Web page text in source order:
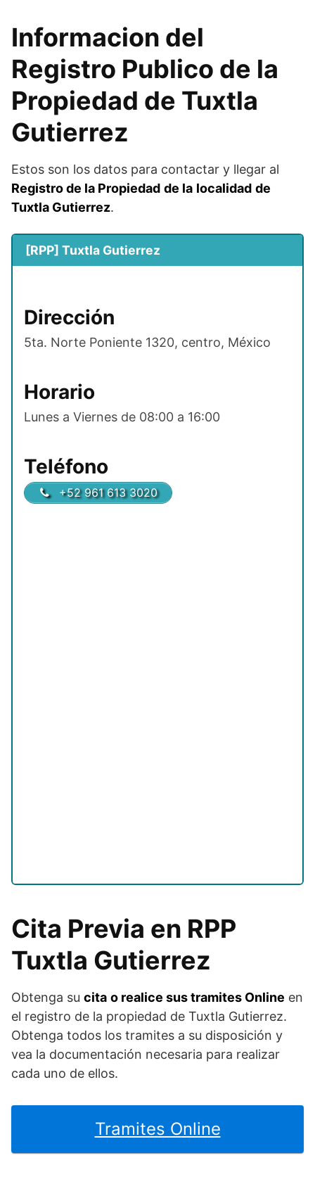
Informacion del
Registro Publico de la
Propiedad de Tuxtla
Gutierrez
Estos son los datos para contactar y llegar al
Registro de la Propiedad de la localidad de
Tuxtla Gutierrez.
[RPP] Tuxtla Gutierrez
Dirección
5ta. Norte Poniente 1320, centro, México
Horario
Lunes a Viernes de 08:00 a 16:00
Teléfono
+52 961 613 3020
Cita Previa en RPP
Tuxtla Gutierrez
Obtenga su cita o realice sus tramites Online en
el registro de la propiedad de Tuxtla Gutierrez.
Obtenga todos los tramites a su disposición y
vea la documentación necesaria para realizar
cada uno de ellos.
Tramites Online